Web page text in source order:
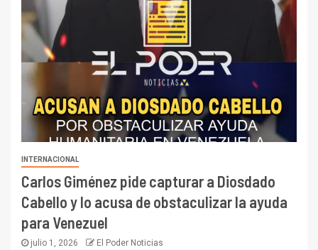
INTERNACIONAL
Carlos Giménez pide capturar a Diosdado
Cabello y lo acusa de obstaculizar la ayuda
para Venezuel
julio 1, 2026 El Poder Noticias